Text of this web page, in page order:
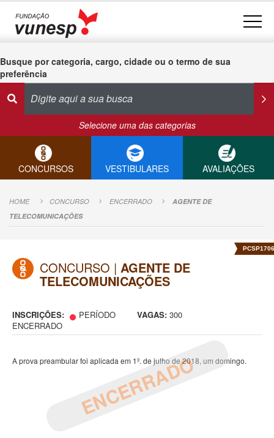
Busque por categoria, cargo, cidade ou o termo de sua
preferência
Selecione uma das categorias
CONCURSOS VESTIBULARES AVALIAÇÕES
HOME CONCURSO ENCERRADO
AGENTE DE
TELECOMUNICAÇÕES
PCSP1706
CONCURSO | AGENTE DE
TELECOMUNICAÇÕES
INSCRIÇÕES:
PERÍODO
ENCERRADO
VAGAS: 300
ENCERRADO
A prova preambular foi aplicada em 1º. de julho de 2018, um domingo.